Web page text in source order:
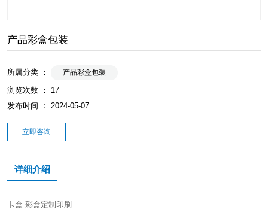
产品彩盒包装
所属分类 ： 产品彩盒包装
浏览次数 ： 17
发布时间 ： 2024-05-07
立即咨询
详细介绍
卡盒.彩盒定制印刷